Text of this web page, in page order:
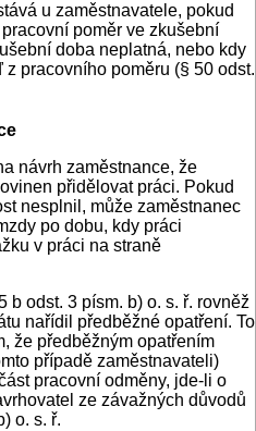
u zaměstnavatele, pokud
poměr ve zkušební
doba neplatná, nebo kdy
pracovního poměru (§ 50 odst.
návrh zaměstnance, že
přidělovat práci. Pokud
nesplnil, může zaměstnanec
po dobu, kdy práci
v práci na straně
b odst. 3 písm. b) o. s. ř. rovněž
nařídil předběžné opatření. To
že předběžným opatřením
případě zaměstnavateli)
pracovní odměny, jde-li o
ze závažných důvodů
o. s. ř.